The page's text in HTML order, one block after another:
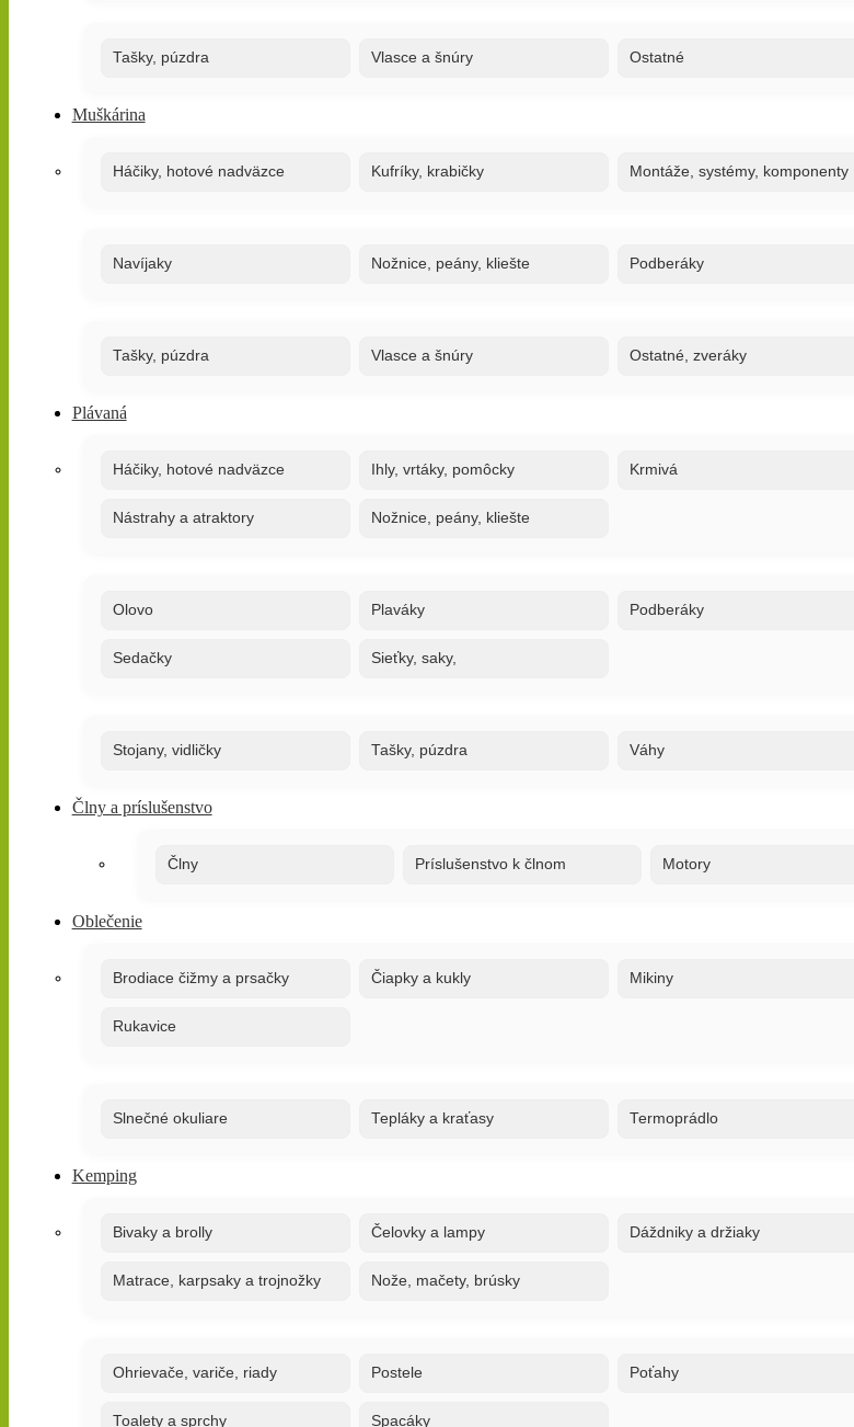
Tašky, púzdra Vlasce a šnúry Ostatné
Muškárina
Háčiky, hotové nadväzce Kufríky, krabičky Montáže, systémy, komponenty
Navíjaky Nožnice, peány, kliešte Podberáky
Tašky, púzdra Vlasce a šnúry Ostatné, zveráky
Plávaná
Háčiky, hotové nadväzce Ihly, vrtáky, pomôcky Krmivá
Nástrahy a atraktory Nožnice, peány, kliešte
Olovo Plaváky Podberáky
Sedačky Sieťky, saky,
Stojany, vidličky Tašky, púzdra Váhy
Člny a príslušenstvo
Člny Príslušenstvo k člnom Motory
Oblečenie
Brodiace čižmy a prsačky Čiapky a kukly Mikiny
Rukavice
Slnečné okuliare Tepláky a kraťasy Termoprádlo
Kemping
Bivaky a brolly Čelovky a lampy Dáždniky a držiaky
Matrace, karpsaky a trojnožky Nože, mačety, brúsky
Ohrievače, variče, riady Postele Poťahy
Toalety a sprchy Spacáky